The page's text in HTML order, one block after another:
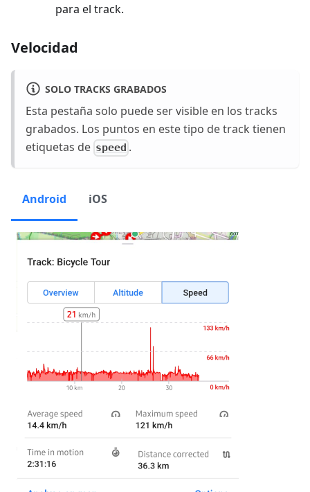
para el track.
Velocidad
SOLO TRACKS GRABADOS
Esta pestaña solo puede ser visible en los tracks
grabados. Los puntos en este tipo de track tienen
etiquetas de speed .
Android iOS